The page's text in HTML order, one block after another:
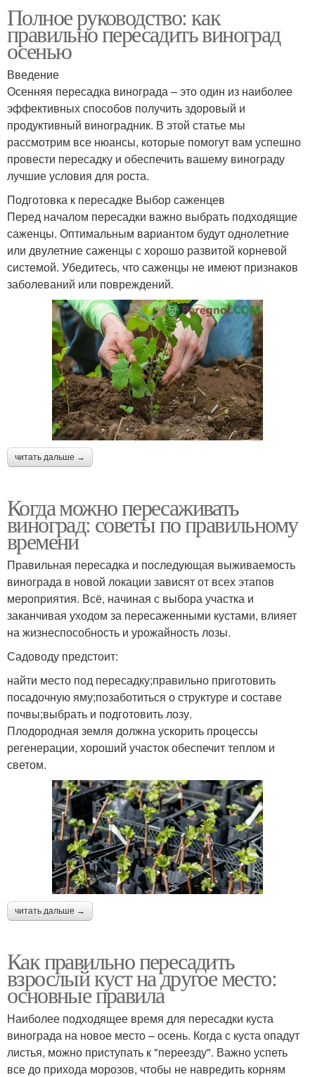
Полное руководство: как
правильно пересадить виноград
осенью
Введение
Осенняя пересадка винограда – это один из наиболее
эффективных способов получить здоровый и
продуктивный виноградник. В этой статье мы
рассмотрим все нюансы, которые помогут вам успешно
провести пересадку и обеспечить вашему винограду
лучшие условия для роста.
Подготовка к пересадке Выбор саженцев
Перед началом пересадки важно выбрать подходящие
саженцы. Оптимальным вариантом будут однолетние
или двулетние саженцы с хорошо развитой корневой
системой. Убедитесь, что саженцы не имеют признаков
заболеваний или повреждений.
читать дальше →
Когда можно пересаживать
виноград: советы по правильному
времени
Правильная пересадка и последующая выживаемость
винограда в новой локации зависят от всех этапов
мероприятия. Всё, начиная с выбора участка и
заканчивая уходом за пересаженными кустами, влияет
на жизнеспособность и урожайность лозы.
Садоводу предстоит:
найти место под пересадку;правильно приготовить
посадочную яму;позаботиться о структуре и составе
почвы;выбрать и подготовить лозу.
Плодородная земля должна ускорить процессы
регенерации, хороший участок обеспечит теплом и
светом.
читать дальше →
Как правильно пересадить
взрослый куст на другое место:
основные правила
Наиболее подходящее время для пересадки куста
винограда на новое место – осень. Когда с куста опадут
листья, можно приступать к "переезду". Важно успеть
все до прихода морозов, чтобы не навредить корням